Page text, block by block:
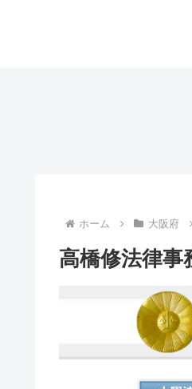
ホーム 大阪府
高橋修法律事